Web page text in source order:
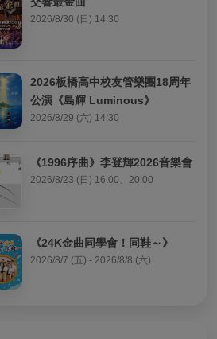
2026/8/30 (日) 14:30
2026板橋高中校友管樂團18周年
公演《島輝 Luminous》
2026/8/29 (六) 14:30
《1996序曲》李登輝2026音樂會
2026/8/23 (日) 16:00、20:00
《24K金曲同學會！同鞋～》
2026/8/7 (五) - 2026/8/8 (六)